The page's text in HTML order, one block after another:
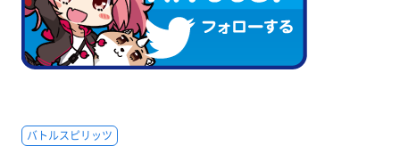
バトルスピリッツ